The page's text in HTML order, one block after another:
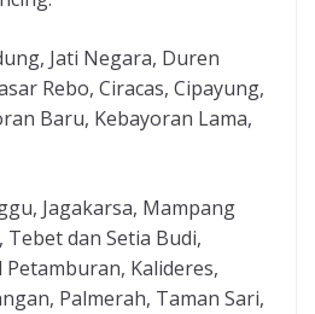
Jati Negara, Duren
Rebo, Ciracas, Cipayung,
Baru, Kebayoran Lama,
Jagakarsa, Mampang
dan Setia Budi,
Kalideres,
Palmerah, Taman Sari,